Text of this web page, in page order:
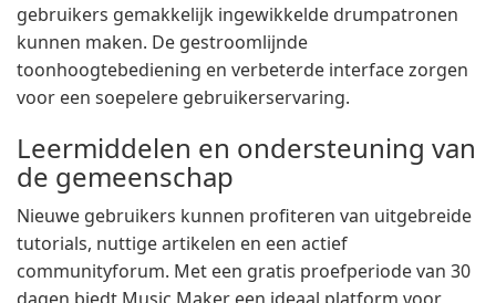
gebruikers gemakkelijk ingewikkelde drumpatronen
kunnen maken. De gestroomlijnde
toonhoogtebediening en verbeterde interface zorgen
voor een soepelere gebruikerservaring.
Leermiddelen en ondersteuning van
de gemeenschap
Nieuwe gebruikers kunnen profiteren van uitgebreide
tutorials, nuttige artikelen en een actief
communityforum. Met een gratis proefperiode van 30